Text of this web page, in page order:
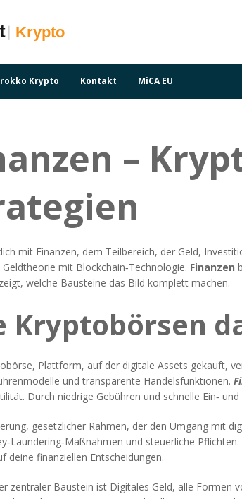
Krypto Kontakt MiCA EU
–
mit Finanzen, dem Teilbereich, der Geld,
Geldtheorie mit Blockchain‑Technologie. Finanzen
welche Bausteine das Bild komplett machen.
Kryptobörsen
, Plattform, auf der digitale Assets gekauft,
und transparente Handelsfunktionen.
Durch niedrige Gebühren und schnelle Ein‑
, gesetzlicher Rahmen, der den Umgang mit
und steuerliche
deine finanziellen Entscheidungen.
zentraler Baustein ist Digitales Geld, alle Formen